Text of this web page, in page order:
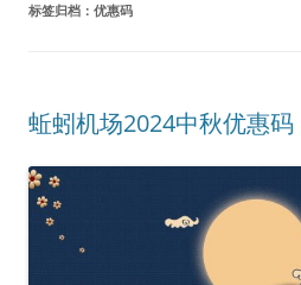
标签归档： 优惠码
蚯蚓机场2024中秋优惠码